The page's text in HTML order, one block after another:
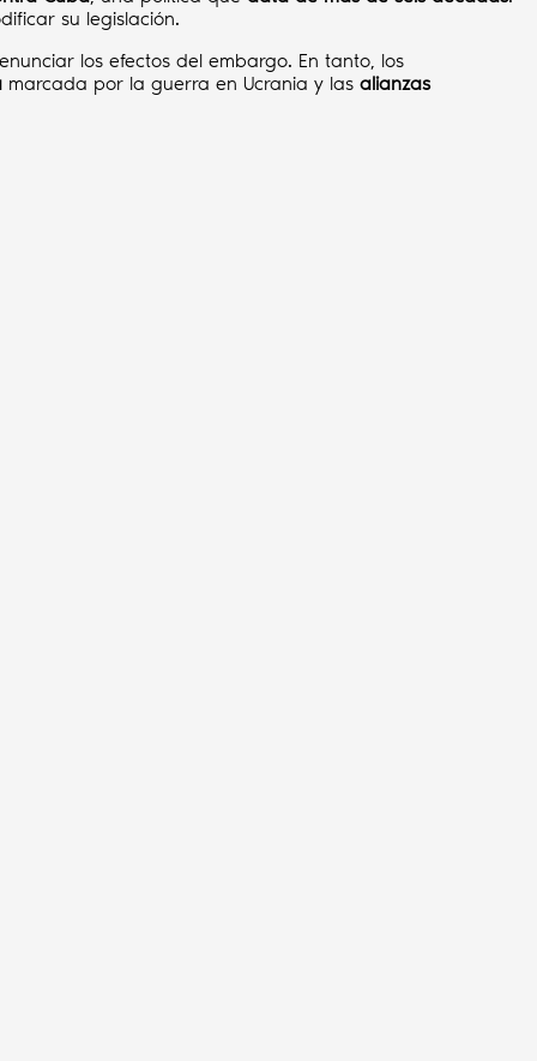
su legislación.
los efectos del embargo. En tanto, los
marcada por la guerra en Ucrania y las alianzas